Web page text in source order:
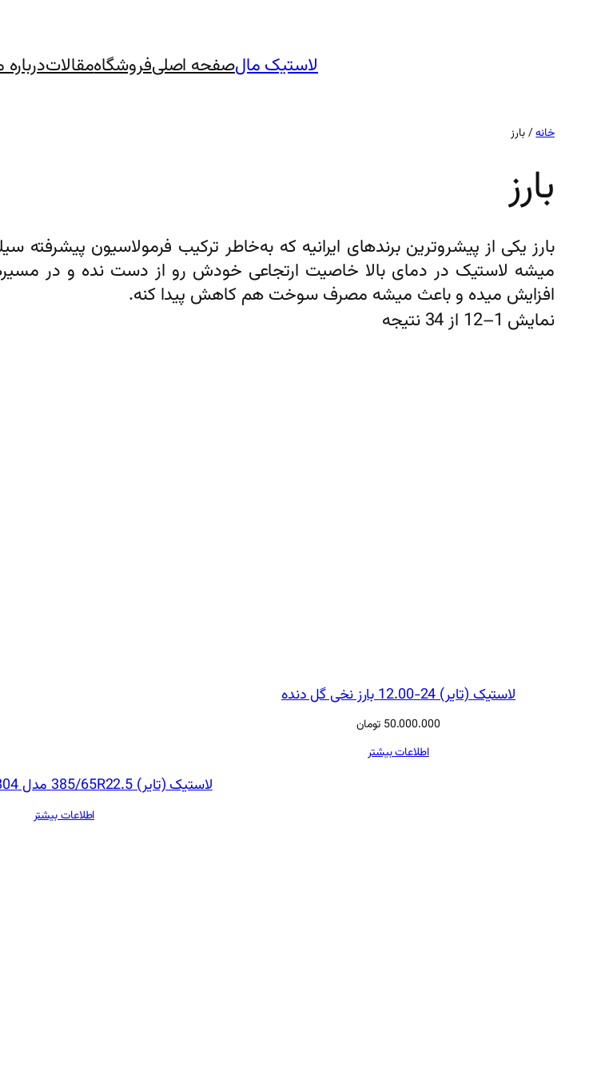
لاستیک مالصفحه اصلیفروشگاهمقالاتدرباره
خانه/ بارز
بارز
بارز یکی از پیشروترین برندهای ایرانیه که به‌خاطر ترکیب فرمولاسیون
میشه لاستیک در دمای بالا خاصیت ارتجاعی خودش رو از دست نده و در
افزایش میده و باعث میشه مصرف سوخت هم کاهش پیدا کنه.
نمایش 1–12 از 34 نتیجه
لاستیک (تایر) 24-12.00 بارز نخی گل دنده
50.000.000 تومان
اطلاعات بیشتر
لاستیک (تایر) 385/65R22.5 مدل H804 بارز BAREZ
اطلاعات بیشتر